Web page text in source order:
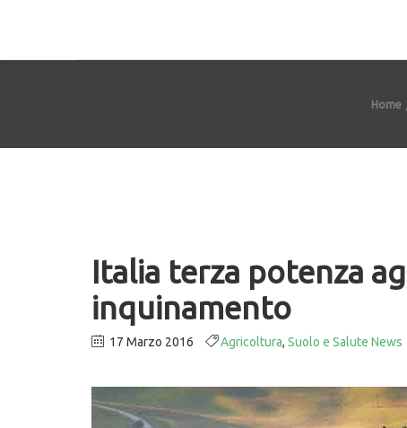
Home
Italia terza potenza
inquinamento
17 Marzo 2016 Agricoltura, Suolo e Salute News